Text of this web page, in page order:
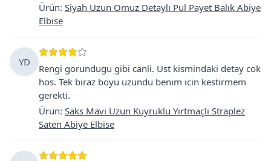
Ürün: Siyah Uzun Omuz Detaylı Pul Payet Balık Abiye
Elbise
YD
Rengi gorundugu gibi canli. Ust kismindaki detay cok
hos. Tek biraz boyu uzundu benim icin kestirmem
gerekti.
Ürün: Saks Mavi Uzun Kuyruklu Yırtmaçlı Straplez
Saten Abiye Elbise